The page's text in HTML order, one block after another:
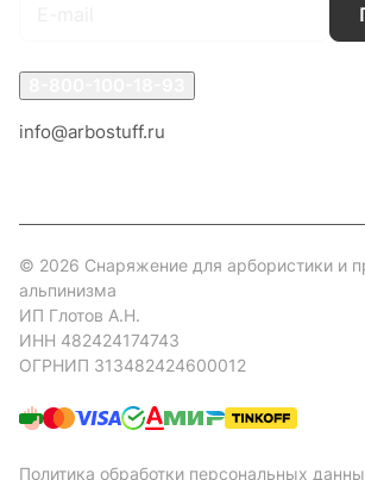
info@arbostuff.ru
© 2026 Снаряжение для арбористики и
альпинизма
ИП Глотов А.Н.
ИНН 482424174743
ОГРНИП 313482424600012
Политика обработки персональных